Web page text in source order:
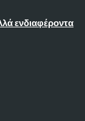
ενδιαφέροντα